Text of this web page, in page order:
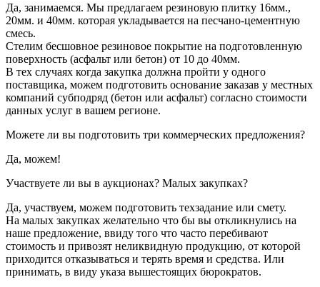
Да, занимаемся. Мы предлагаем резиновую плитку 16мм.,
20мм. и 40мм. которая укладывается на песчано-цементную
смесь.
Стелим бесшовное резиновое покрытие на подготовленную
поверхность (асфальт или бетон) от 10 до 40мм.
В тех случаях когда закупка должна пройти у одного
поставщика, можем подготовить основание заказав у местных
компаний субподряд (бетон или асфальт) согласно стоимости
данных услуг в вашем регионе.
Можете ли вы подготовить три коммерческих предложения?
Да, можем!
Участвуете ли вы в аукционах? Малых закупках?
Да, участвуем, можем подготовить техзадание или смету.
На малых закупках желательно что бы вы откликнулись на
наше предложение, ввиду того что часто перебивают
стоимость и привозят неликвидную продукцию, от которой
приходится отказываться и терять время и средства. Или
принимать, в виду указа вышестоящих бюрократов.